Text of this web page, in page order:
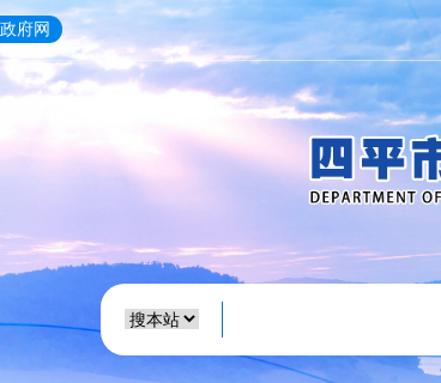
府网